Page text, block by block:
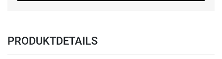
PRODUKTDETAILS